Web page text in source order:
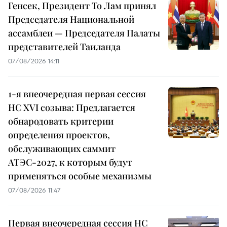
Генсек, Президент То Лам принял
Председателя Национальной
ассамблеи — Председателя Палаты
представителей Таиланда
07/08/2026 14:11
1-я внеочередная первая сессия
НС XVI созыва: Предлагается
обнародовать критерии
определения проектов,
обслуживающих саммит
АТЭС-2027, к которым будут
применяться особые механизмы
07/08/2026 11:47
Первая внеочередная сессия НС